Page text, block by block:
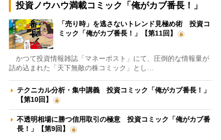
投資ノウハウ満載コミック「俺がカブ番長！」
「売り時」を逃さないトレンド見極め術 投資コ
ミック「俺がカブ番長！」【第11回】
かつて投資情報雑誌「マネーポスト」にて、圧倒的な情報量が
詰め込まれた「天下無敵の株コミック」とし…
テクニカル分析・集中講義 投資コミック「俺がカブ番長！」
【第10回】
不透明相場に勝つ信用取引の極意 投資コミック「俺がカブ番
長！」【第9回】